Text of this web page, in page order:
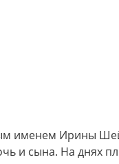
именем Ирины
и сына. На днях